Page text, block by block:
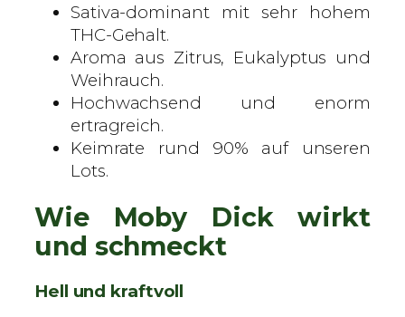
Sativa-dominant mit sehr hohem
THC-Gehalt.
Aroma aus Zitrus, Eukalyptus und
Weihrauch.
Hochwachsend und enorm
ertragreich.
Keimrate rund 90% auf unseren
Lots.
Wie Moby Dick wirkt
und schmeckt
Hell und kraftvoll